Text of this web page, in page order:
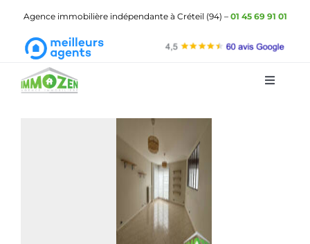
contenu
Agence immobilière indépendante à Créteil (94) – 01 45 69 91 01
Toggle
Demander une estimation